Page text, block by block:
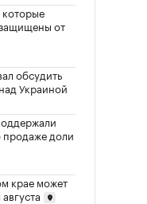
которые
от
обсудить
Украиной
доли
крае может